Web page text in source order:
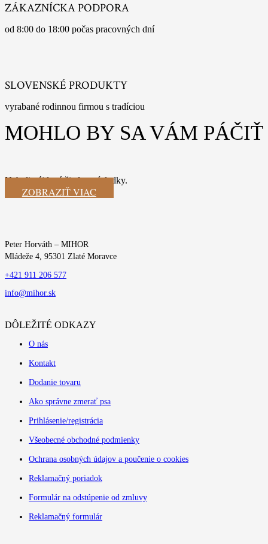
ZÁKAZNÍCKA PODPORA
od 8:00 do 18:00 počas pracovných dní
SLOVENSKÉ PRODUKTY
vyrabané rodinnou firmou s tradíciou
MOHLO BY SA VÁM PÁČIŤ
Neboli nájdené žiadne výsledky.
ZOBRAZIŤ VIAC
Peter Horváth – MIHOR
Mládeže 4, 95301 Zlaté Moravce
+421 911 206 577
info@mihor.sk
DÔLEŽITÉ ODKAZY
O nás
Kontakt
Dodanie tovaru
Ako správne zmerať psa
Prihlásenie/registrácia
Všeobecné obchodné podmienky
Ochrana osobných údajov a poučenie o cookies
Reklamačný poriadok
Formulár na odstúpenie od zmluvy
Reklamačný formulár